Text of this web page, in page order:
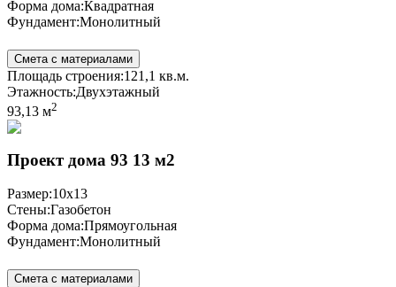
Форма дома:Квадратная
Фундамент:Монолитный
Смета с материалами
Площадь строения:121,1 кв.м.
Этажность:Двухэтажный
93,13 м2
Проект дома 93 13 м2
Размер:10x13
Стены:Газобетон
Форма дома:Прямоугольная
Фундамент:Монолитный
Смета с материалами